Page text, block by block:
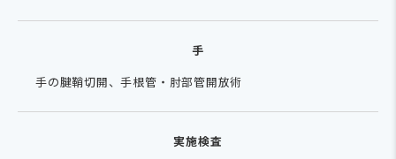
手
手の腱鞘切開、手根管・肘部管開放術
実施検査